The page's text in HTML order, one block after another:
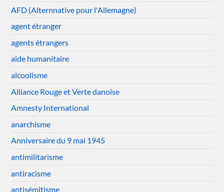
AFD (Alternnative pour l'Allemagne)
agent étranger
agents étrangers
aide humanitaire
alcoolisme
Alliance Rouge et Verte danoise
Amnesty International
anarchisme
Anniversaire du 9 mai 1945
antimilitarisme
antiracisme
antisémitisme